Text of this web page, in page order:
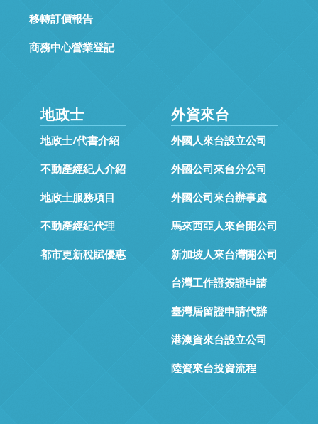
移轉訂價報告
商務中心營業登記
地政士
地政士/代書介紹
不動產經紀人介紹
地政士服務項目
不動產經紀代理
都市更新稅賦優惠
外資來台
外國人來台設立公司
外國公司來台分公司
外國公司來台辦事處
馬來西亞人來台開公司
新加坡人來台灣開公司
台灣工作證簽證申請
臺灣居留證申請代辦
港澳資來台設立公司
陸資來台投資流程